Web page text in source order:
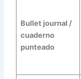
Bullet journal /
cuaderno
punteado